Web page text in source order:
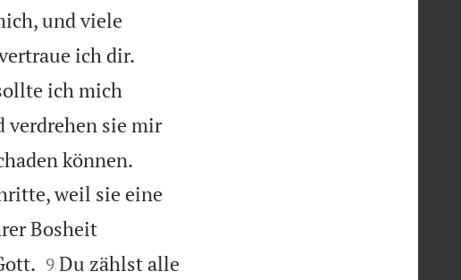
und viele
ich dir.
ich mich
verdrehen sie mir
können.
weil sie eine
Bosheit

9 Du zählst alle